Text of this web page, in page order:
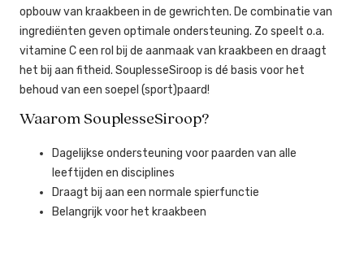
opbouw van kraakbeen in de gewrichten. De combinatie van
ingrediënten geven optimale ondersteuning. Zo speelt o.a.
vitamine C een rol bij de aanmaak van kraakbeen en draagt
het bij aan fitheid. SouplesseSiroop is dé basis voor het
behoud van een soepel (sport)paard!
Waarom SouplesseSiroop?
Dagelijkse ondersteuning voor paarden van alle
leeftijden en disciplines
Draagt bij aan een normale spierfunctie
Belangrijk voor het kraakbeen